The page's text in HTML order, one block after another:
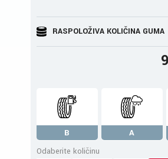
RASPOLOŽIVA KOLIČINA GUMA
B A
Odaberite količinu